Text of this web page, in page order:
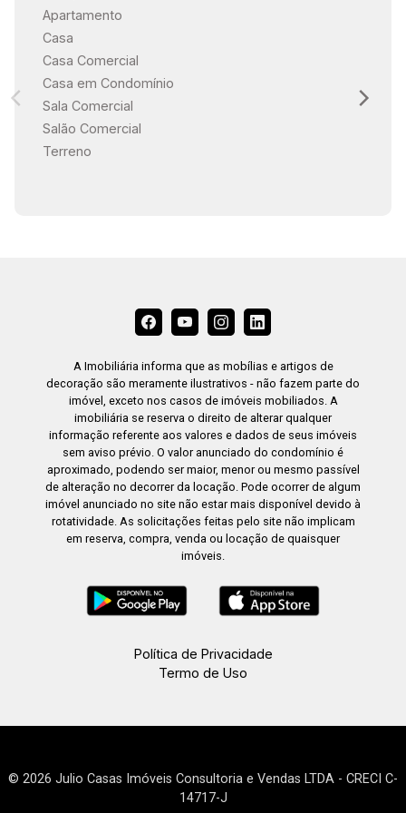
Apartamento
Casa
Casa Comercial
Casa em Condomínio
Sala Comercial
Salão Comercial
Terreno
A Imobiliária informa que as mobílias e artigos de
decoração são meramente ilustrativos - não fazem parte do
imóvel, exceto nos casos de imóveis mobiliados. A
imobiliária se reserva o direito de alterar qualquer
informação referente aos valores e dados de seus imóveis
sem aviso prévio. O valor anunciado do condomínio é
aproximado, podendo ser maior, menor ou mesmo passível
de alteração no decorrer da locação. Pode ocorrer de algum
imóvel anunciado no site não estar mais disponível devido à
rotatividade. As solicitações feitas pelo site não implicam
em reserva, compra, venda ou locação de quaisquer
imóveis.
Política de Privacidade
Termo de Uso
© 2026 Julio Casas Imóveis Consultoria e Vendas LTDA - CRECI C-
14717-J